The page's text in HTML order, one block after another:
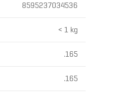
8595237034536
< 1 kg
.165
.165